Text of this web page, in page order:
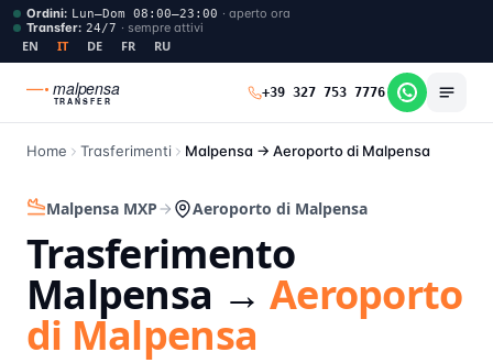
Ordini: Lun–Dom 08:00–23:00 · aperto ora
Transfer: 24/7 · sempre attivi
EN IT DE FR RU
malpensa
TRANSFER
+39 327 753 7776
Home Trasferimenti Malpensa → Aeroporto di Malpensa
Malpensa MXP Aeroporto di Malpensa
Trasferimento
Malpensa →Aeroporto
di Malpensa